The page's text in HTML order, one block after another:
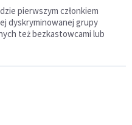
pierwszym członkiem
dyskryminowanej grupy
też bezkastowcami lub